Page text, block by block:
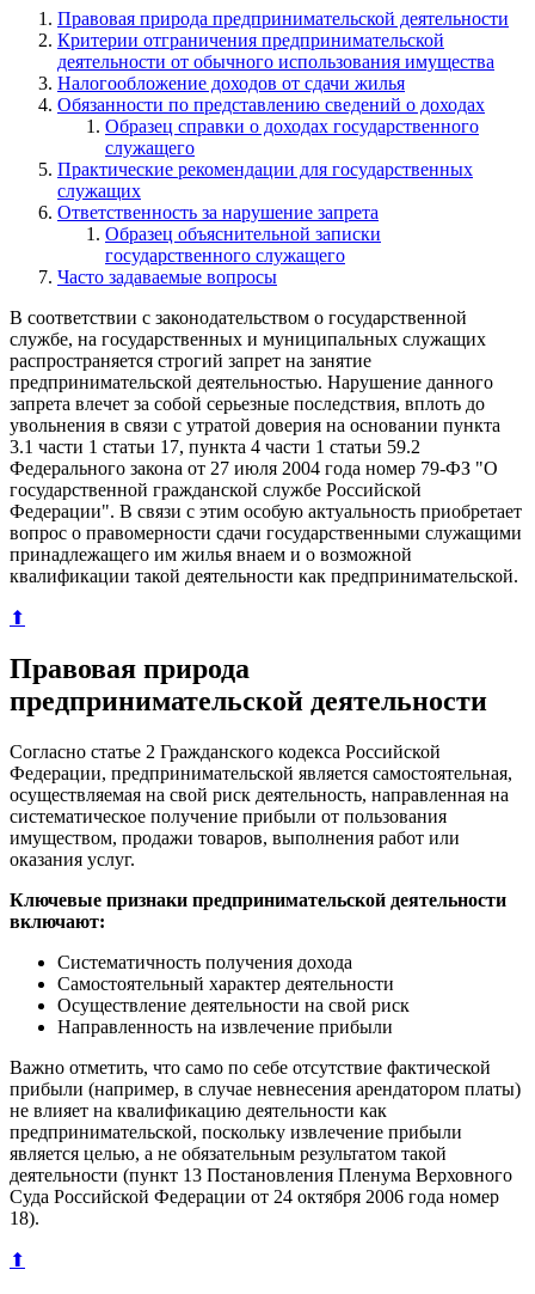
Правовая природа предпринимательской деятельности
Критерии отграничения предпринимательской
деятельности от обычного использования имущества
Налогообложение доходов от сдачи жилья
Обязанности по представлению сведений о доходах
Образец справки о доходах государственного
служащего
Практические рекомендации для государственных
служащих
Ответственность за нарушение запрета
Образец объяснительной записки
государственного служащего
Часто задаваемые вопросы
В соответствии с законодательством о государственной
службе, на государственных и муниципальных служащих
распространяется строгий запрет на занятие
предпринимательской деятельностью. Нарушение данного
запрета влечет за собой серьезные последствия, вплоть до
увольнения в связи с утратой доверия на основании пункта
3.1 части 1 статьи 17, пункта 4 части 1 статьи 59.2
Федерального закона от 27 июля 2004 года номер 79-ФЗ "О
государственной гражданской службе Российской
Федерации". В связи с этим особую актуальность приобретает
вопрос о правомерности сдачи государственными служащими
принадлежащего им жилья внаем и о возможной
квалификации такой деятельности как предпринимательской.
⬆
Правовая природа
предпринимательской деятельности
Согласно статье 2 Гражданского кодекса Российской
Федерации, предпринимательской является самостоятельная,
осуществляемая на свой риск деятельность, направленная на
систематическое получение прибыли от пользования
имуществом, продажи товаров, выполнения работ или
оказания услуг.
Ключевые признаки предпринимательской деятельности
включают:
Систематичность получения дохода
Самостоятельный характер деятельности
Осуществление деятельности на свой риск
Направленность на извлечение прибыли
Важно отметить, что само по себе отсутствие фактической
прибыли (например, в случае невнесения арендатором платы)
не влияет на квалификацию деятельности как
предпринимательской, поскольку извлечение прибыли
является целью, а не обязательным результатом такой
деятельности (пункт 13 Постановления Пленума Верховного
Суда Российской Федерации от 24 октября 2006 года номер
18).
⬆